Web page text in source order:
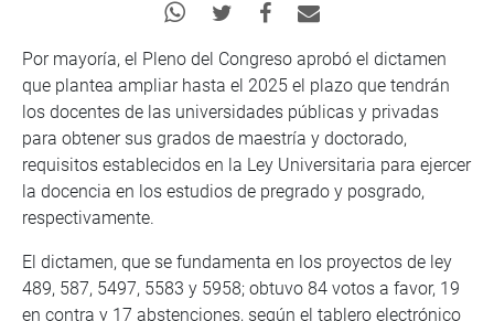
Por mayoría, el Pleno del Congreso aprobó el dictamen
que plantea ampliar hasta el 2025 el plazo que tendrán
los docentes de las universidades públicas y privadas
para obtener sus grados de maestría y doctorado,
requisitos establecidos en la Ley Universitaria para ejercer
la docencia en los estudios de pregrado y posgrado,
respectivamente.
El dictamen, que se fundamenta en los proyectos de ley
489, 587, 5497, 5583 y 5958; obtuvo 84 votos a favor, 19
en contra y 17 abstenciones, según el tablero electrónico